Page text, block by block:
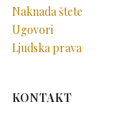
Naknada štete
Ugovori
Ljudska prava
KONTAKT